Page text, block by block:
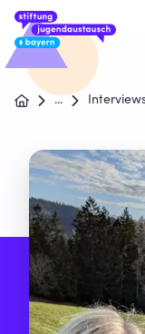
...